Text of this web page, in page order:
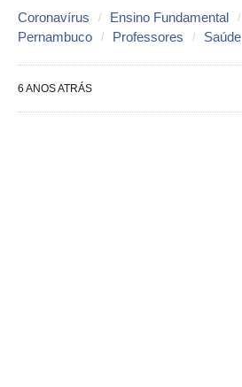
Coronavírus Ensino Fundamental
Pernambuco
Professores Saúde
6 ANOS ATRÁS